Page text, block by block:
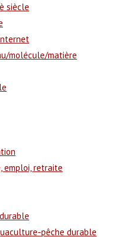
siècle
molécule/matière
emploi, retraite
pêche durable